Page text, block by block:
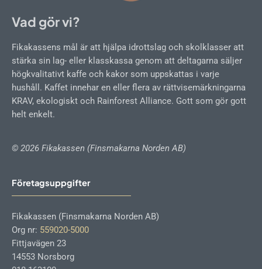
Vad gör vi?
Fikakassens mål är att hjälpa idrottslag och skolklasser att
stärka sin lag- eller klasskassa genom att deltagarna säljer
högkvalitativt kaffe och kakor som uppskattas i varje
hushåll. Kaffet innehar en eller flera av rättvisemärkningarna
KRAV, ekologiskt och Rainforest Alliance. Gott som gör gott
helt enkelt.
© 2026 Fikakassen (Finsmakarna Norden AB)
Företagsuppgifter
Fikakassen (Finsmakarna Norden AB)
Org nr: 559020-5000
Fittjavägen 23
14553 Norsborg